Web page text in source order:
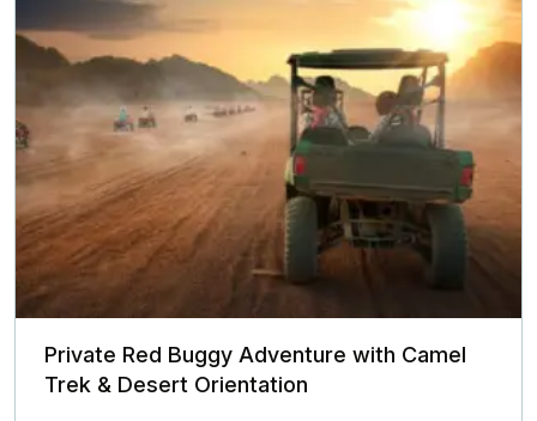
Private Red Buggy Adventure with Camel
Trek & Desert Orientation